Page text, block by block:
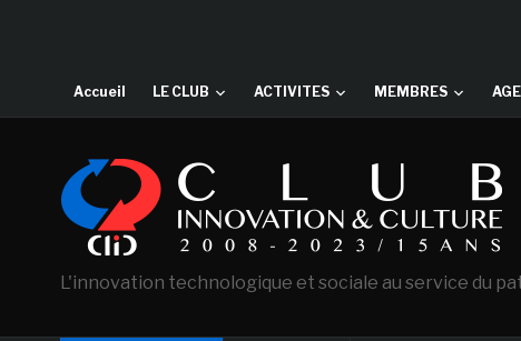
Accueil LE CLUB ACTIVITES MEMBRES
L'innovation technologique et sociale au service du